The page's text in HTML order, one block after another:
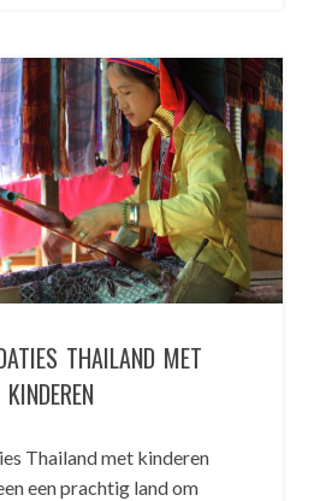
THAILAND MET
KINDEREN
Thailand met kinderen
een prachtig land om